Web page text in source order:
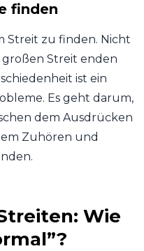
finden
Streit zu finden. Nicht
großen Streit enden
ist ein
Es geht darum,
dem Ausdrücken
Zuhören und
Wie